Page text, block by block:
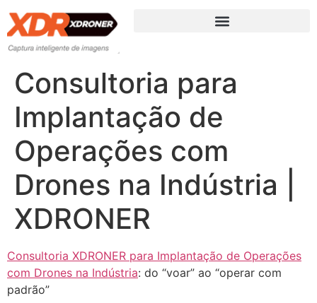
Consultoria para
Implantação de
Operações com
Drones na Indústria |
XDRONER
Consultoria XDRONER para Implantação de Operações
com Drones na Indústria: do “voar” ao “operar com
padrão”